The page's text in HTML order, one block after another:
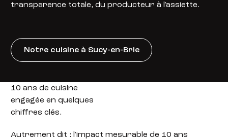
transparence totale, du producteur à l'assiette.
Notre cuisine à Sucy-en-Brie
10 ans de cuisine
engagée en quelques
chiffres clés.
Autrement dit : l'impact mesurable de 10 ans